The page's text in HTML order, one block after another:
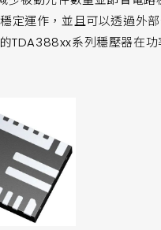
定運作，並且可以透過外
TDA388xx系列穩壓器在